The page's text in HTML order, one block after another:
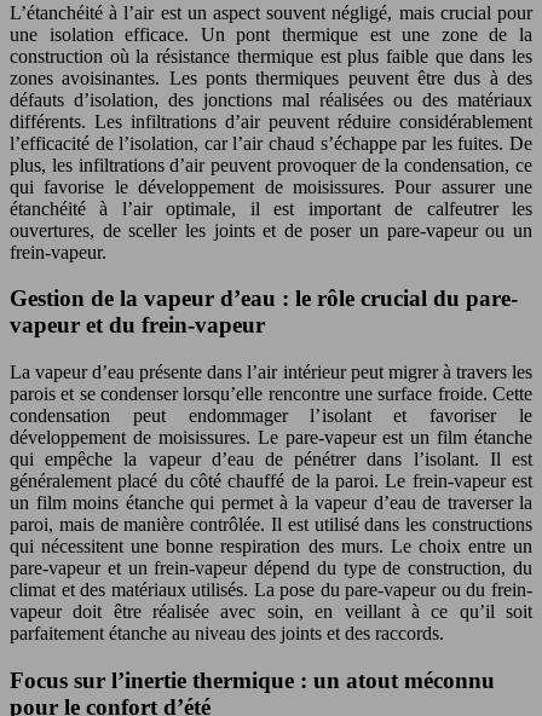
L’étanchéité à l’air est un aspect souvent négligé, mais crucial pour
une isolation efficace. Un pont thermique est une zone de la
construction où la résistance thermique est plus faible que dans les
zones avoisinantes. Les ponts thermiques peuvent être dus à des
défauts d’isolation, des jonctions mal réalisées ou des matériaux
différents. Les infiltrations d’air peuvent réduire considérablement
l’efficacité de l’isolation, car l’air chaud s’échappe par les fuites. De
plus, les infiltrations d’air peuvent provoquer de la condensation, ce
qui favorise le développement de moisissures. Pour assurer une
étanchéité à l’air optimale, il est important de calfeutrer les
ouvertures, de sceller les joints et de poser un pare-vapeur ou un
frein-vapeur.
Gestion de la vapeur d’eau : le rôle crucial du pare-
vapeur et du frein-vapeur
La vapeur d’eau présente dans l’air intérieur peut migrer à travers les
parois et se condenser lorsqu’elle rencontre une surface froide. Cette
condensation peut endommager l’isolant et favoriser le
développement de moisissures. Le pare-vapeur est un film étanche
qui empêche la vapeur d’eau de pénétrer dans l’isolant. Il est
généralement placé du côté chauffé de la paroi. Le frein-vapeur est
un film moins étanche qui permet à la vapeur d’eau de traverser la
paroi, mais de manière contrôlée. Il est utilisé dans les constructions
qui nécessitent une bonne respiration des murs. Le choix entre un
pare-vapeur et un frein-vapeur dépend du type de construction, du
climat et des matériaux utilisés. La pose du pare-vapeur ou du frein-
vapeur doit être réalisée avec soin, en veillant à ce qu’il soit
parfaitement étanche au niveau des joints et des raccords.
Focus sur l’inertie thermique : un atout méconnu
pour le confort d’été